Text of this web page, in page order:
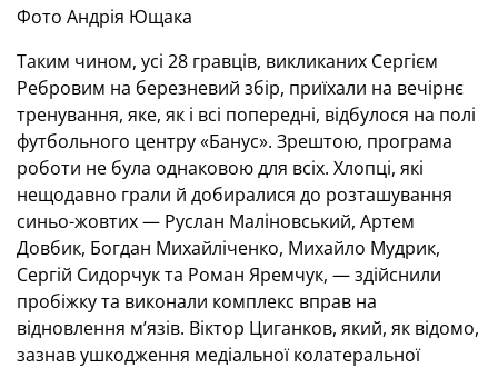
Фото Андрія Ющака
Таким чином, усі 28 гравців, викликаних Сергієм
Ребровим на березневий збір, приїхали на вечірнє
тренування, яке, як і всі попередні, відбулося на полі
футбольного центру «Банус». Зрештою, програма
роботи не була однаковою для всіх. Хлопці, які
нещодавно грали й добиралися до розташування
синьо-жовтих — Руслан Маліновський, Артем
Довбик, Богдан Михайліченко, Михайло Мудрик,
Сергій Сидорчук та Роман Яремчук, — здійснили
пробіжку та виконали комплекс вправ на
відновлення м’язів. Віктор Циганков, який, як відомо,
зазнав ушкодження медіальної колатеральної